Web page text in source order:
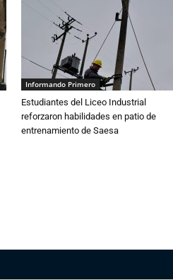
Informando Primero
Estudiantes del Liceo Industrial
reforzaron habilidades en patio de
entrenamiento de Saesa